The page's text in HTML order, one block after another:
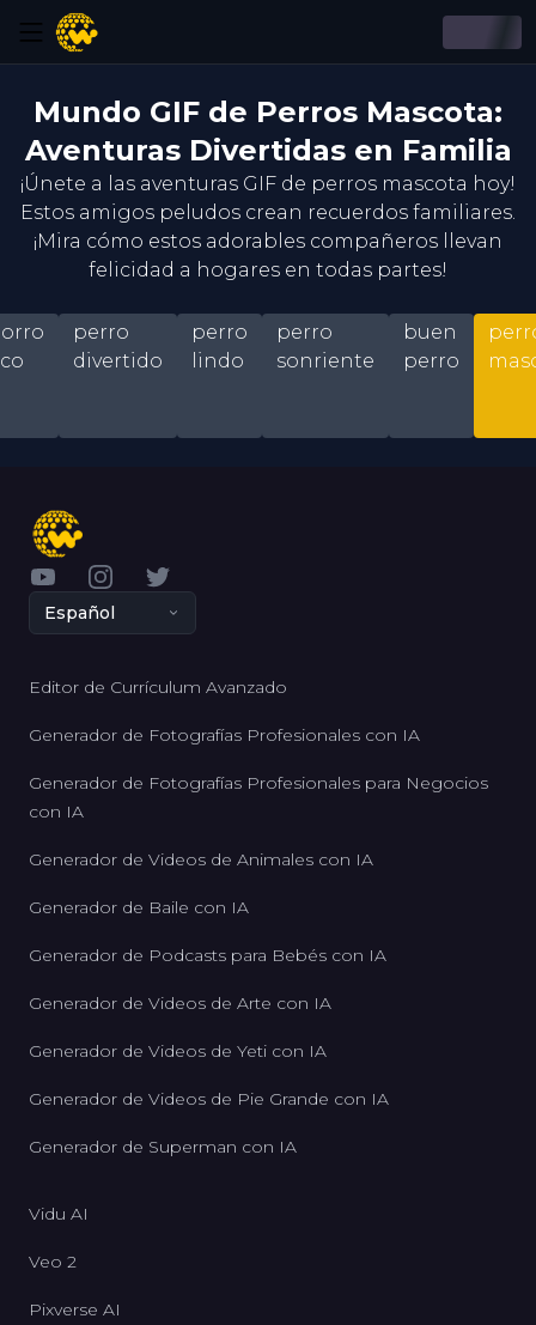
Mundo GIF de Perros Mascota:
Aventuras Divertidas en Familia
¡Únete a las aventuras GIF de perros mascota hoy!
Estos amigos peludos crean recuerdos familiares.
¡Mira cómo estos adorables compañeros llevan
felicidad a hogares en todas partes!
perro
divertido
perro
lindo
perro
sonriente
buen
perro
YouTubeInstagram
Twitter
Español
Editor de Currículum Avanzado
Generador de Fotografías Profesionales con IA
Generador de Fotografías Profesionales para Negocios
con IA
Generador de Videos de Animales con IA
Generador de Baile con IA
Generador de Podcasts para Bebés con IA
Generador de Videos de Arte con IA
Generador de Videos de Yeti con IA
Generador de Videos de Pie Grande con IA
Generador de Superman con IA
Vidu AI
Veo 2
Pixverse AI